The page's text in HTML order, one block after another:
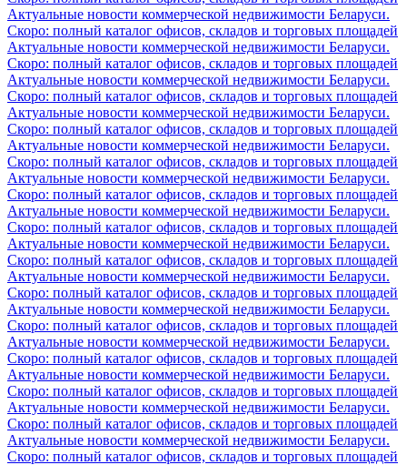
Актуальные новости коммерческой недвижимости Беларуси.
Скоро: полный каталог офисов, складов и торговых площадей
Актуальные новости коммерческой недвижимости Беларуси.
Скоро: полный каталог офисов, складов и торговых площадей
Актуальные новости коммерческой недвижимости Беларуси.
Скоро: полный каталог офисов, складов и торговых площадей
Актуальные новости коммерческой недвижимости Беларуси.
Скоро: полный каталог офисов, складов и торговых площадей
Актуальные новости коммерческой недвижимости Беларуси.
Скоро: полный каталог офисов, складов и торговых площадей
Актуальные новости коммерческой недвижимости Беларуси.
Скоро: полный каталог офисов, складов и торговых площадей
Актуальные новости коммерческой недвижимости Беларуси.
Скоро: полный каталог офисов, складов и торговых площадей
Актуальные новости коммерческой недвижимости Беларуси.
Скоро: полный каталог офисов, складов и торговых площадей
Актуальные новости коммерческой недвижимости Беларуси.
Скоро: полный каталог офисов, складов и торговых площадей
Актуальные новости коммерческой недвижимости Беларуси.
Скоро: полный каталог офисов, складов и торговых площадей
Актуальные новости коммерческой недвижимости Беларуси.
Скоро: полный каталог офисов, складов и торговых площадей
Актуальные новости коммерческой недвижимости Беларуси.
Скоро: полный каталог офисов, складов и торговых площадей
Актуальные новости коммерческой недвижимости Беларуси.
Скоро: полный каталог офисов, складов и торговых площадей
Актуальные новости коммерческой недвижимости Беларуси.
Скоро: полный каталог офисов, складов и торговых площадей